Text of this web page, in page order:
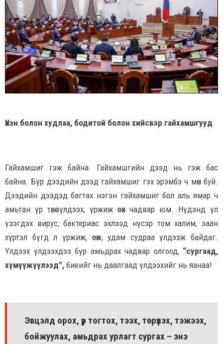
Үнэн болон худлаа, бодитой болон хийсвэр гайхамшгууд
Гайхамшиг гэж байна. Гайхамшгийн дээд нь гэж бас
байна. Бүр дээдийн дээд гайхамшиг гэх эрэмбэ ч мөн буй.
Дээдийн дээдэд багтах нэгэн гайхамшиг бол аль ямар ч
амьтан үр төлөө үлдээх, үржиж өсөх чадвар юм. Нүдэнд үл
үзэгдэх вирус, бактериас эхлээд нүсэр том халим, заан
хүртэл бүгд л үржиж, өсөж, удам судраа үлдээж байдаг.
Үлдээх үлдээхдээ бүр амьдрах чадвар олгоод, “сургаад,
хүмүүжүүлээд”, биеийг нь даалгаад үлдээхийг нь яанаа!
Эвцэлд орох, үр тогтох, тээх, төрүүлэх, тэжээх,
бойжуулах, амьдрах урлагт сургах – энэ